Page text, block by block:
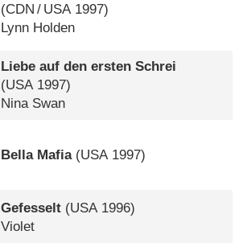
(CDN / USA1997)
Lynn Holden
Liebe auf den ersten Schrei
(USA1997)
Nina Swan
Bella Mafia(USA 1997)
Gefesselt (USA1996)
Violet